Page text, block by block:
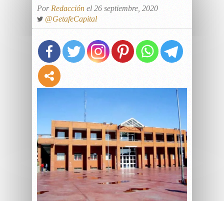
Por Redacción el 26 septiembre, 2020
@GetafeCapital